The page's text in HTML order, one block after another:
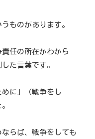
うものがあります。
任の所在がわから
た言葉です。
に」（戦争をし
らば、戦争をしても